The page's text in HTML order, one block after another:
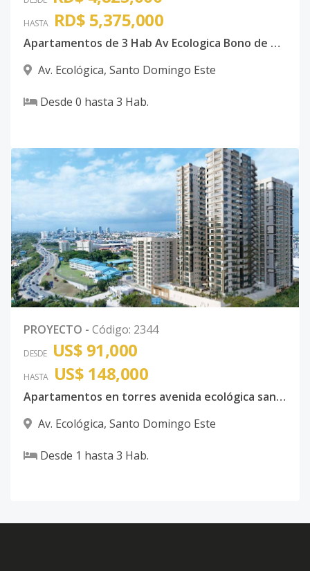
HASTA RD$ 5,375,000
Apartamentos de 3 Hab Av Ecologica Bono de Vivienda
Av. Ecológica, Santo Domingo Este
Desde 0 hasta 3 Hab.
PROYECTO - Código: 2344
DESDE US$ 91,000
HASTA US$ 148,000
Apartamentos en torres avenida ecológica santo domingo este
Av. Ecológica, Santo Domingo Este
Desde 1 hasta 3 Hab.